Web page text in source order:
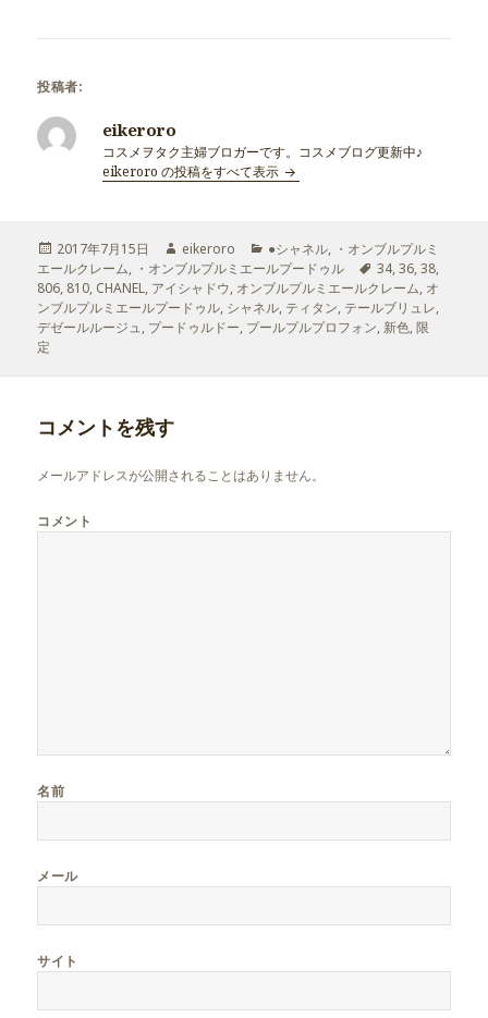
投稿者:
eikeroro
コスメヲタク主婦ブロガーです。コスメブログ更新中♪
eikeroro の投稿をすべて表示
投
稿
日:
2017年7月15日
作
成
者
eikeroro
カ
テ
ゴ
リ
ー
●シャネル, ・オンブルプルミ
エールクレーム, ・オンブルプルミエールプードゥル
タ
グ
34,36,38,
806, 810, CHANEL, アイシャドウ, オンブルプルミエールクレーム, オ
ンブルプルミエールプードゥル, シャネル, ティタン, テールブリュレ,
デゼールルージュ, プードゥルドー, プールプルプロフォン, 新色,限
定
コメントを残す
メールアドレスが公開されることはありません。
コメント
名前
メール
サイト